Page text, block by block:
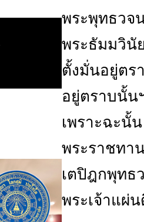
พระพุทธวจ
พระธัมมวินั
ตั้งมั่นอยู่ตร
อยู่ตราบนั้น
เพราะฉะนั้
พระราชทา
เตปิฎกพุทธ
พระเจ้าแผ่